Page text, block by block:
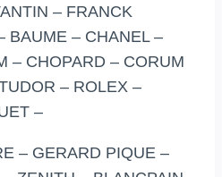
– FRANCK
BAUME – CHANEL –
– CHOPARD – CORUM
– ROLEX –
–
– GERARD PIQUE –